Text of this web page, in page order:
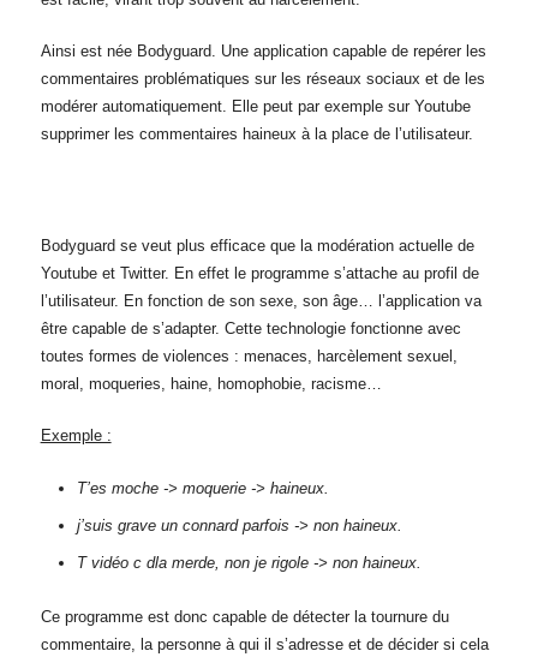
Ainsi est née Bodyguard. Une application capable de repérer les
commentaires problématiques sur les réseaux sociaux et de les
modérer automatiquement. Elle peut par exemple sur Youtube
supprimer les commentaires haineux à la place de l’utilisateur.
Bodyguard se veut plus efficace que la modération actuelle de
Youtube et Twitter. En effet le programme s’attache au profil de
l’utilisateur. En fonction de son sexe, son âge… l’application va
être capable de s’adapter. Cette technologie fonctionne avec
toutes formes de violences : menaces, harcèlement sexuel,
moral, moqueries, haine, homophobie, racisme…
Exemple :
T’es moche -> moquerie -> haineux.
j’suis grave un connard parfois -> non haineux.
T vidéo c dla merde, non je rigole -> non haineux.
Ce programme est donc capable de détecter la tournure du
commentaire, la personne à qui il s’adresse et de décider si cela